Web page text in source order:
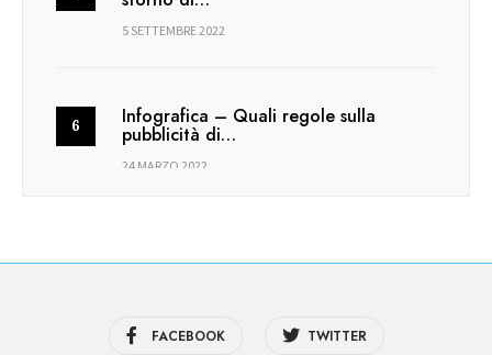
5 SETTEMBRE 2022
Infografica – Quali regole sulla
pubblicità di…
24 MARZO 2022
FACEBOOK TWITTER